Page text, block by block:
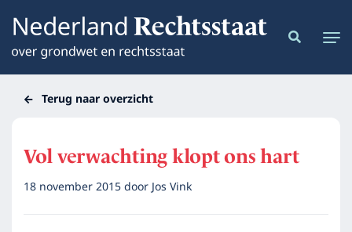
Terug naar overzicht
Vol verwachting klopt ons hart
18 november 2015doorJos Vink